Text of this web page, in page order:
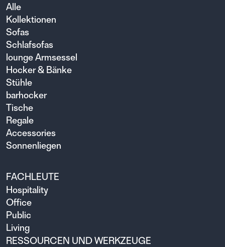
Alle
Kollektionen
Sofas
Schlafsofas
lounge Armsessel
Hocker & Bänke
Stühle
barhocker
Tische
Regale
Accessories
Sonnenliegen
FACHLEUTE
Hospitality
Office
Public
Living
RESSOURCEN UND WERKZEUGE